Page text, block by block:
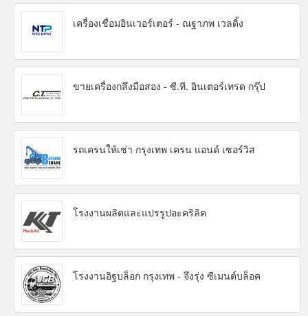
เครื่องเชื่อมอินเวอร์เตอร์ - ณฐาภพ เวลดิ้ง
ขายเครื่องกลึงมือสอง - ซี.ที. อินเตอร์เทรด กรุ๊ป
รถเครนให้เช่า กรุงเทพ เครน แอนด์ เซอร์วิส
โรงงานผลิตและแปรรูปอะคริลิค
โรงงานอิฐบล็อก กรุงเทพ - จึงรุ่ง ซีเมนต์บล็อค